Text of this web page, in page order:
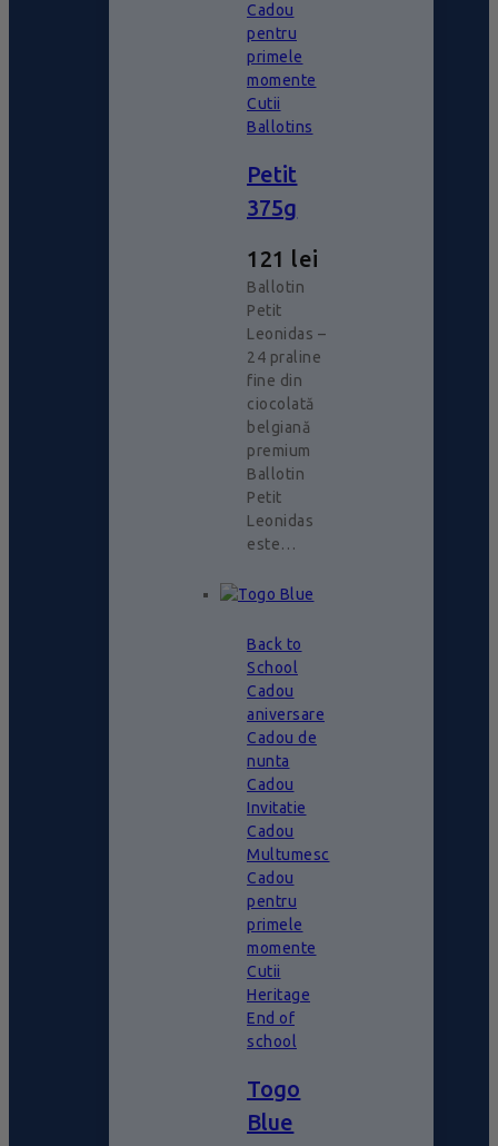
Cadou
pentru
primele
momente
Cutii
Ballotins
Petit
375g
121 lei
Ballotin
Petit
Leonidas –
24 praline
fine din
ciocolată
belgiană
premium
Ballotin
Petit
Leonidas
este…
Back to
School
Cadou
aniversare
Cadou de
nunta
Cadou
Invitatie
Cadou
Multumesc
Cadou
pentru
primele
momente
Cutii
Heritage
End of
school
Togo
Blue